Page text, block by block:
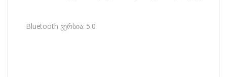
Bluetooth ვერსია: 5.0